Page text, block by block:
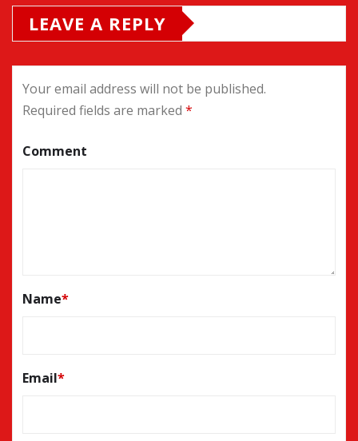
LEAVE A REPLY
Your email address will not be published.
Required fields are marked *
Comment
Name*
Email*